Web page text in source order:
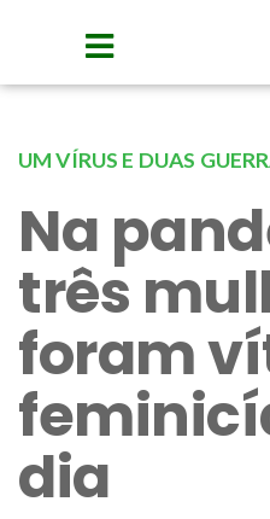
UM VÍRUS E DUAS
Na
três
foram
dia